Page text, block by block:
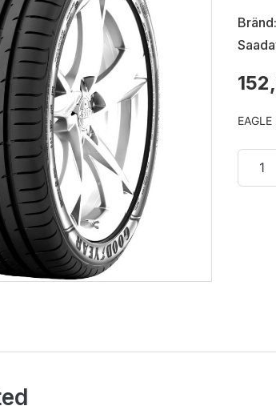
Bränd: